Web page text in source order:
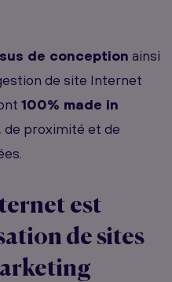
de conception ainsi
de site Internet
100% made in
de proximité et de
est
de sites